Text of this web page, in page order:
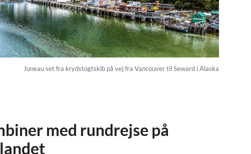
Juneau set fra krydstogtskib på vej fra Vancouver til Seward i Alaska
med rundrejse på